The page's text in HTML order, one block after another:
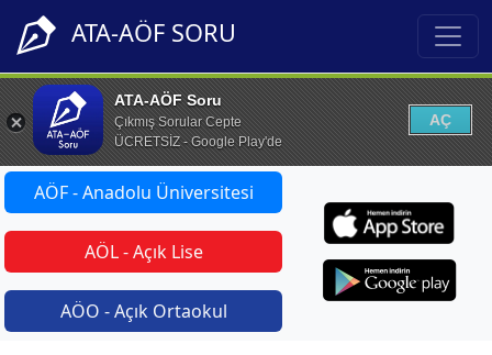
ATA-AÖF SORU
ATA-AÖF Soru
Çıkmış Sorular Cepte
ÜCRETSİZ - Google Play'de
AÇ
AÖF - Anadolu Üniversitesi
AÖL - Açık Lise
AÖO - Açık Ortaokul